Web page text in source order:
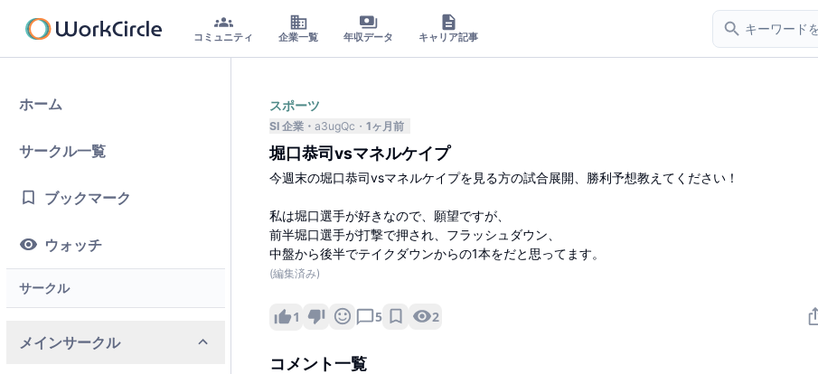
コミュニティ 企業一覧 年収データ キャリア記事
ホーム
サークル一覧
ブックマーク
ウォッチ
サークル
メインサークル
スポーツ
SI 企業 a3ugQc 1ヶ月前
堀口恭司vsマネルケイプ
今週末の堀口恭司vsマネルケイプを見る方の試合展開、勝利予想教えてください！
私は堀口選手が好きなので、願望ですが、
前半堀口選手が打撃で押され、フラッシュダウン、
中盤から後半でテイクダウンからの1本をだと思ってます。
(編集済み)
1 5 2
コメント一覧